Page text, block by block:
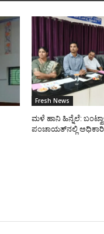
Fresh News
ಮಳೆ ಹಾನಿ ಹಿನ್ನೆಲೆ:
ಪಂಚಾಯತ್‌ನಲ್ಲಿ